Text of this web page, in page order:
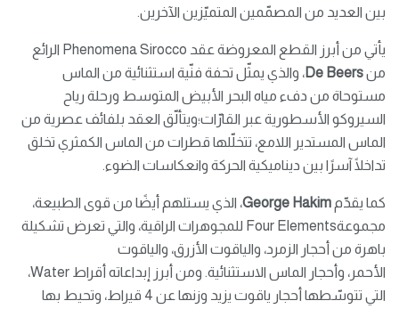
بين العديد من المصمّمين المتميّزين الآخرين.
يأتي من أبرز القطع المعروضة عقد Phenomena Sirocco الرائع
منDe Beers، والذي يمثّل تحفة فنّية استثنائية من الماس
مستوحاة من دفء مياه البحر الأبيض المتوسط ​​ورحلة رياح
السيروكو الأسطورية عبر القارّات؛ويتألّق العقد بلفائف عصرية من
الماس المستدير اللامع، تتخلّلها قطرات من الماس الكمثري تخلق
تداخلًا آسرًا بين ديناميكية الحركة وانعكاسات الضوء.
كما يقدّم George Hakim، الذي يستلهم أيضًا من قوى الطبيعة،
مجموعةFour Elements للمجوهرات الراقية، والتي تعرض تشكيلة
باهرة من أحجار الزمرد، والياقوت الأزرق، والياقوت
الأحمر، وأحجار الماس الاستثنائية. ومن أبرز إبداعاته أقراط Water،
التي تتوسّطها أحجار ياقوت يزيد وزنها عن 4 قيراط، وتحيط بها